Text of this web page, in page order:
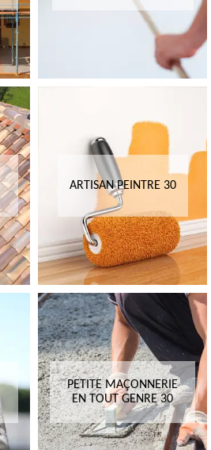
ARTISAN PEINTRE 30
PETITE MAÇONNERIE
EN TOUT GENRE 30